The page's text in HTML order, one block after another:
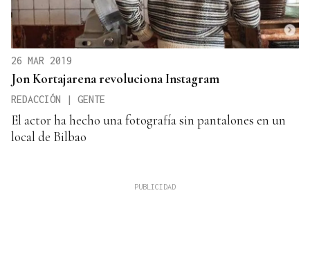
26 MAR 2019
Jon Kortajarena revoluciona Instagram
REDACCIÓN | GENTE
El actor ha hecho una fotografía sin pantalones en un
local de Bilbao